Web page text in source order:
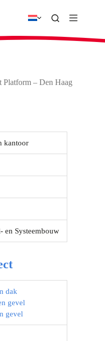
– Den Haag
kantoor
en Systeembouw
dak
gevel
gevel